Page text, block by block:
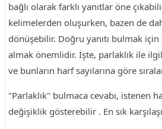
bağlı olarak farklı yanıtlar öne
kelimelerden oluşurken, bazen de
dönüşebilir. Doğru yanıtı bulmak için
almak önemlidir. İşte, parlaklık ile
ve bunların harf sayılarına göre
"Parlaklık" bulmaca cevabı, istenen
değişiklik gösterebilir . En sık